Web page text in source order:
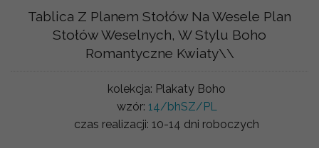
Tablica Z Planem Stołów Na Wesele Plan
Stołów Weselnych, W Stylu Boho
Romantyczne Kwiaty\\
kolekcja: Plakaty Boho
wzór: 14/bhSZ/PL
czas realizacji: 10-14 dni roboczych